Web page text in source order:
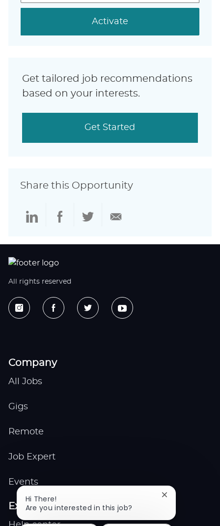
address
Activate
Get tailored job recommendations
based on your interests.
Get Started
Share this Opportunity
Share
LinkedIn
ShareShareShare
All rights reserved
Company
All Jobs
Gigs
Remote
Job Expert
Events
Explore
Hi There!
Are you interested in this job?
Close
notification